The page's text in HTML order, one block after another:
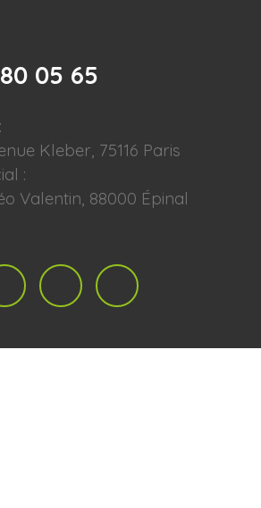
05 65
Kleber, 75116 Paris
:
Valentin, 88000 Épinal